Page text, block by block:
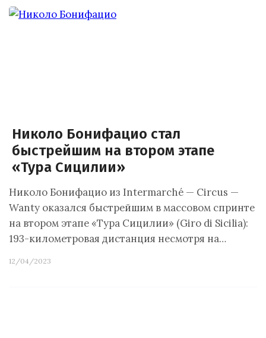
Николо Бонифацио стал
быстрейшим на втором этапе
«Тура Сицилии»
Николо Бонифацио из Intermarché — Circus —
Wanty оказался быстрейшим в массовом спринте
на втором этапе «Тура Сицилии» (Giro di Sicilia):
193-километровая дистанция несмотря на…
12/04/2023